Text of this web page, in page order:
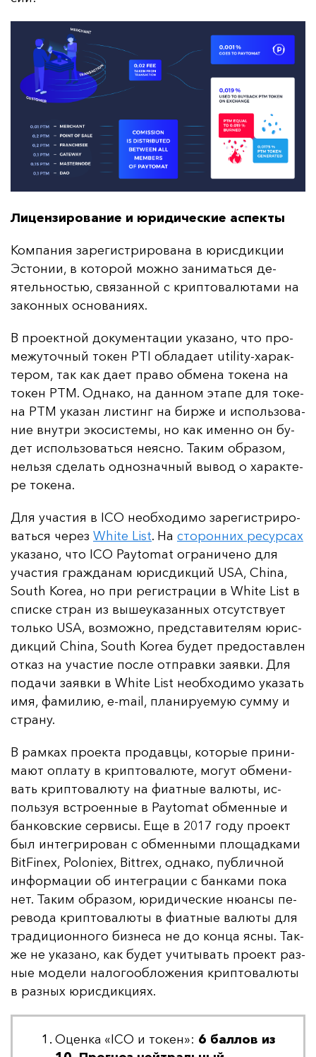
Лицензирование и юридические аспекты
Ком­па­ния за­ре­гис­три­ро­ва­на в юрис­дик­ции
Эс­то­нии, в ко­то­рой мож­но за­ни­мать­ся де­
ятель­ностью, свя­зан­ной с крип­то­ва­лю­та­ми на
за­кон­ных ос­но­ва­ни­ях.
В про­ек­тной до­ку­мен­та­ции ука­за­но, что про­
ме­жу­точ­ный то­кен PTI об­ла­да­ет utility-ха­рак­
те­ром, так как да­ет пра­во об­ме­на то­ке­на на
то­кен PTM. Од­на­ко, на дан­ном эта­пе для то­ке­
на PTM ука­зан лис­тинг на бир­же и ис­поль­зо­ва­
ние внут­ри эко­сис­те­мы, но как имен­но он бу­
дет ис­поль­зо­вать­ся не­яс­но. Та­ким об­ра­зом,
нель­зя сде­лать од­ноз­нач­ный вы­вод о ха­рак­те­
ре то­ке­на.
Для учас­тия в ICO не­об­хо­ди­мо за­ре­гис­три­ро­
вать­ся че­рез White List. На сто­рон­них ре­сур­сах
ука­за­но, что ICO Paytomat ог­ра­ни­че­но для
учас­тия граж­да­нам юрис­дик­ций USA, China,
South Korea, но при ре­гис­тра­ции в White List в
спис­ке стран из вы­ше­ука­зан­ных от­сутс­тву­ет
толь­ко USA, воз­мож­но, пред­ста­ви­те­лям юрис­
дик­ций China, South Korea бу­дет пре­дос­тав­лен
от­каз на учас­тие пос­ле от­прав­ки за­яв­ки. Для
по­да­чи за­яв­ки в White List не­об­хо­ди­мо ука­зать
имя, фа­ми­лию, e-mail, пла­ни­ру­емую сум­му и
стра­ну.
В рам­ках про­ек­та про­дав­цы, ко­то­рые при­ни­
ма­ют оп­ла­ту в крип­то­ва­лю­те, мо­гут об­ме­ни­
вать крип­то­ва­лю­ту на фи­ат­ные ва­лю­ты, ис­
поль­зуя встро­ен­ные в Paytomat об­мен­ные и
бан­ков­ские сер­ви­сы. Еще в 2017 го­ду про­ект
был ин­тег­ри­ро­ван с об­мен­ны­ми пло­щад­ка­ми
BitFinex, Poloniex, Bittrex, од­на­ко, пуб­лич­ной
ин­фор­ма­ции об ин­тег­ра­ции с бан­ка­ми по­ка
нет. Та­ким об­ра­зом, юри­ди­чес­кие ню­ан­сы пе­
ре­во­да крип­то­ва­лю­ты в фи­ат­ные ва­лю­ты для
тра­ди­ци­он­но­го биз­не­са не до кон­ца яс­ны. Так­
же не ука­за­но, как бу­дет учи­ты­вать про­ект раз­
ные мо­де­ли на­ло­го­об­ло­же­ния крип­то­ва­лю­ты
в раз­ных юрис­дик­ци­ях.
Оценка «ICO и токен»: 6 баллов из